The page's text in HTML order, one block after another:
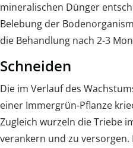
mineralischen Dünger
Belebung der
die Behandlung nach 2-3
Schneiden
Die im Verlauf des
einer Immergrün-Pflanze
Zugleich wurzeln die Triebe
verankern und zu